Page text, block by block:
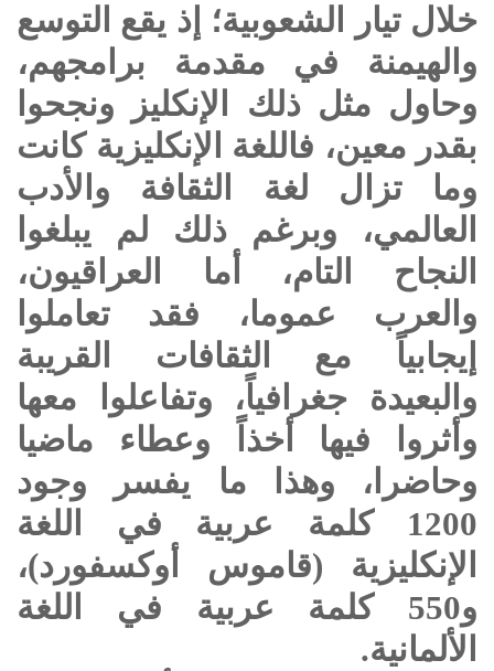
خلال تيار الشعوبية؛ إذ يقع التوسع
والهيمنة في مقدمة برامجهم،
وحاول مثل ذلك الإنكليز ونجحوا
بقدر معين، فاللغة الإنكليزية كانت
وما تزال لغة الثقافة والأدب
العالمي، وبرغم ذلك لم يبلغوا
النجاح التام، أما العراقيون،
والعرب عموما، فقد تعاملوا
إيجابياً مع الثقافات القريبة
والبعيدة جغرافياً، وتفاعلوا معها
وأثروا فيها أخذاً وعطاء ماضيا
وحاضرا، وهذا ما يفسر وجود
1200 كلمة عربية في اللغة
الإنكليزية (قاموس أوكسفورد)،
و550 كلمة عربية في اللغة
الألمانية.